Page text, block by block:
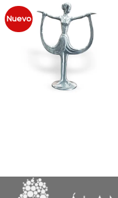
Nuevo